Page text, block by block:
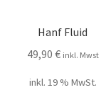
Hanf Fluid
49,90 € inkl. Mwst
inkl. 19 % MwSt.